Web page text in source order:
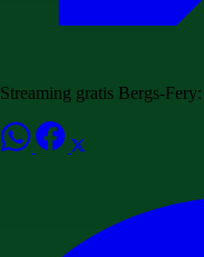
Streaming gratis Bergs-